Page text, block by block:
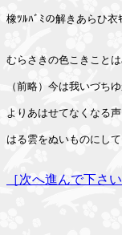
橡ﾂﾙﾊﾞﾐの解きあらひ
（萬
むらさきの色こきこと
（前略）今は我いづち
よりあはせてなくなる
はる雲をぬいものにし
［次へ進んで下さい